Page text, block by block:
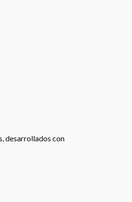
desarrollados con